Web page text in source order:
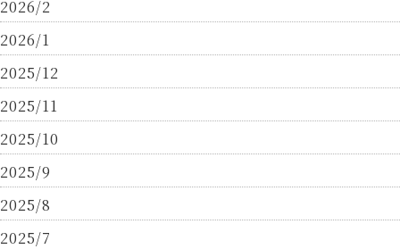
2026/2
2026/1
2025/12
2025/11
2025/10
2025/9
2025/8
2025/7